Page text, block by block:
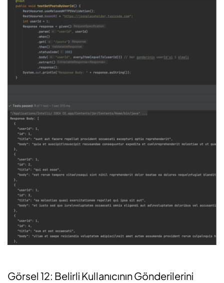
Görsel 12: Belirli Kullanıcının Gönderilerini